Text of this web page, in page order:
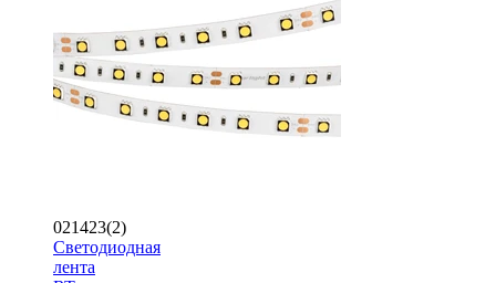
021423(2)
Светодиодная
лента